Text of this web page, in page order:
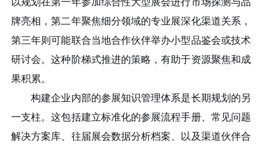
牌亮相，第二年聚焦细分领域的专业展深化渠道关系，
第三年则可能联合当地合作伙伴举办小型品鉴会或技术
研讨会。这种阶梯式推进的策略，有助于资源聚焦和成
果积累。
构建企业内部的参展知识管理体系是长期规划的另
一支柱。这包括建立标准化的参展流程手册、常见问题
解决方案库、往届展会数据分析档案、以及渠道伙伴合